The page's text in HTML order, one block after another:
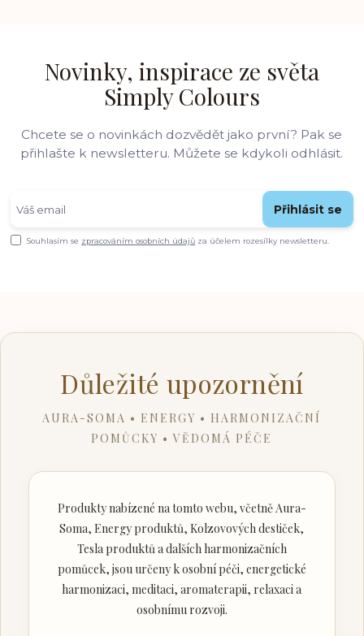
Novinky, inspirace ze světa
Simply Colours
Chcete se o novinkách dozvědět jako první? Pak se
přihlašte k newsletteru. Můžete se kdykoli odhlásit.
Přihlásit se
Souhlasím se zpracováním osobních údajů za účelem rozesílky newsletteru.
Důležité upozornění
AURA-SOMA • ENERGY • HARMONIZAČNÍ
POMŮCKY • VĚDOMÁ PÉČE
Produkty nabízené na tomto webu, včetně Aura-
Soma, Energy produktů, Kolzovových destiček,
Tesla produktů a dalších harmonizačních
pomůcek, jsou určeny k osobní péči, energetické
harmonizaci, meditaci, aromaterapii, relaxaci a
osobnímu rozvoji.